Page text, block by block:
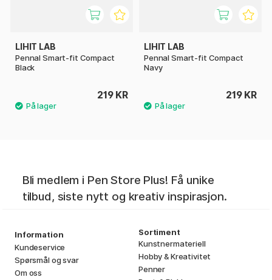
LIHIT LAB
Pennal Smart-fit Compact
Black
219 KR
LIHIT LAB
Pennal Smart-fit Compact
Navy
219 KR
Bli medlem i Pen Store Plus! Få unike
tilbud, siste nytt og kreativ inspirasjon.
Information
Kundeservice
Spørsmål og svar
Om oss
Sortiment
Kunstnermateriell
Hobby & Kreativitet
Penner